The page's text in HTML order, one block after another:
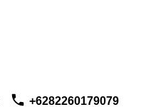
+6282260179079